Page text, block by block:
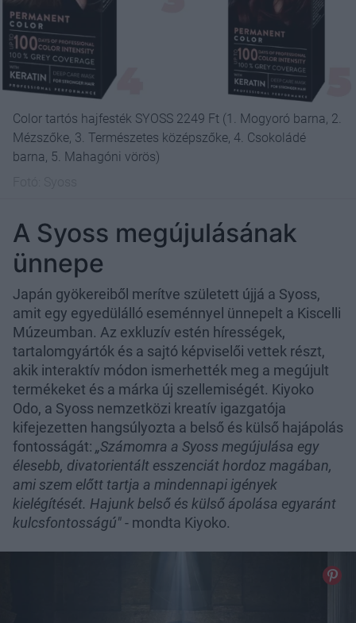
Color tartós hajfesték SYOSS 2249 Ft (1. Mogyoró barna, 2.
Mézszőke, 3. Természetes középszőke, 4. Csokoládé
barna, 5. Mahagóni vörös)
A Syoss megújulásának
ünnepe
Japán gyökereiből merítve született újjá a Syoss,
amit egy egyedülálló eseménnyel ünnepelt a Kiscelli
Múzeumban. Az exkluzív estén hírességek,
tartalomgyártók és a sajtó képviselői vettek részt,
akik interaktív módon ismerhették meg a megújult
termékeket és a márka új szellemiségét. Kiyoko
Odo, a Syoss nemzetközi kreatív igazgatója
kifejezetten hangsúlyozta a belső és külső hajápolás
fontosságát: „Számomra a Syoss megújulása egy
élesebb, divatorientált esszenciát hordoz magában,
ami szem előtt tartja a mindennapi igények
kielégítését. Hajunk belső és külső ápolása egyaránt
kulcsfontosságú"- mondta Kiyoko.